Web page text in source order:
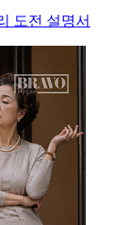
도전 설명서